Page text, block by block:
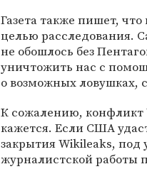
Газета также пишет,
целью расследования.
не обошлось без
уничтожить нас с
о возможных ловушках,
К сожалению, конфликт
кажется. Если США
закрытия Wikileaks,
журналистской работы